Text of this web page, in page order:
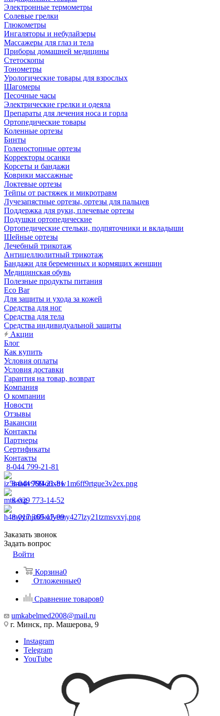
Электронные термометры
Cолевые грелки
Глюкометры
Ингаляторы и небулайзеры
Массажеры для глаз и тела
Приборы домашней медицины
Стетоскопы
Тонометры
Урологические товары для взрослых
Шагомеры
Песочные часы
Электрические грелки и одеяла
Препараты для лечения носа и горла
Ортопедические товары
Коленные ортезы
Бинты
Голеностопные ортезы
Корректоры осанки
Корсеты и бандажи
Коврики массажные
Локтевые ортезы
Тейпы от растяжек и микротравм
Лучезапястные ортезы, ортезы для пальцев
Поддержка для руки, плечевые ортезы
Подушки ортопедические
Ортопедические стельки, подпяточники и вкладыши
Шейные ортезы
Лечебный трикотаж
Антицеллюлитный трикотаж
Бандажи для беременных и кормящих женщин
Медицинская обувь
Полезные продукты питания
Eco Bar
Для защиты и ухода за кожей
Средства для ног
Средства для тела
Средства индивидуальной защиты
Акции
Блог
Как купить
Условия оплаты
Условия доставки
Гарантия на товар, возврат
Компания
О компании
Новости
Отзывы
Вакансии
Контакты
Партнеры
Сертификаты
Контакты
8-044 799-21-81
8-044 799-21-81
8-029 773-14-52
8-017 369-17-99
Заказать звонок
Задать вопрос
Войти
Корзина0
Отложенные0
Сравнение товаров0
umkabelmed2008@mail.ru
г. Минск, пр. Машерова, 9
Instagram
Telegram
YouTube